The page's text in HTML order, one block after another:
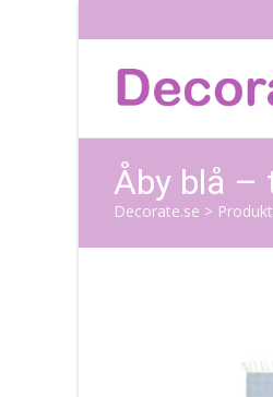
Åby blå –
Decorate.se >